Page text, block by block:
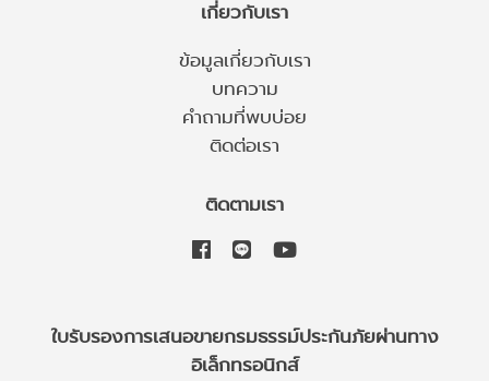
เกี่ยวกับเรา
ข้อมูลเกี่ยวกับเรา
บทความ
คำถามที่พบบ่อย
ติดต่อเรา
ติดตามเรา
ใบรับรองการเสนอขายกรมธรรม์ประกันภัยผ่านทาง
อิเล็กทรอนิกส์